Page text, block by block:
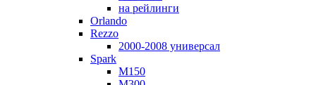
на рейлинги
Orlando
Rezzo
2000-2008 универсал
Spark
M150